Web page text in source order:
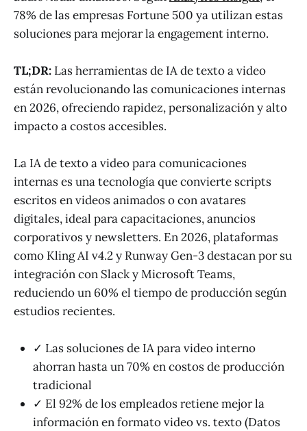
78% de las empresas Fortune 500 ya utilizan estas
soluciones para mejorar la engagement interno.
TL;DR: Las herramientas de IA de texto a video
están revolucionando las comunicaciones internas
en 2026, ofreciendo rapidez, personalización y alto
impacto a costos accesibles.
La IA de texto a video para comunicaciones
internas es una tecnología que convierte scripts
escritos en videos animados o con avatares
digitales, ideal para capacitaciones, anuncios
corporativos y newsletters. En 2026, plataformas
como Kling AI v4.2 y Runway Gen-3 destacan por su
integración con Slack y Microsoft Teams,
reduciendo un 60% el tiempo de producción según
estudios recientes.
✓ Las soluciones de IA para video interno
ahorran hasta un 70% en costos de producción
tradicional
✓ El 92% de los empleados retiene mejor la
información en formato video vs. texto (Datos